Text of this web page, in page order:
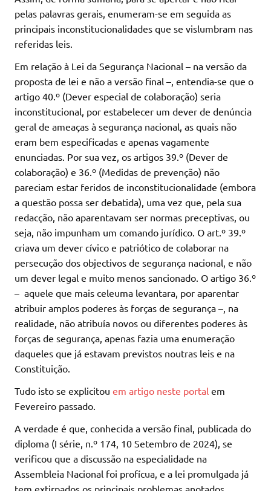
pelas palavras gerais, enumeram-se em seguida as
principais inconstitucionalidades que se vislumbram nas
referidas leis.
Em relação à Lei da Segurança Nacional – na versão da
proposta de lei e não a versão final –, entendia-se que o
artigo 40.º (Dever especial de colaboração) seria
inconstitucional, por estabelecer um dever de denúncia
geral de ameaças à segurança nacional, as quais não
eram bem especificadas e apenas vagamente
enunciadas. Por sua vez, os artigos 39.º (Dever de
colaboração) e 36.º (Medidas de prevenção) não
pareciam estar feridos de inconstitucionalidade (embora
a questão possa ser debatida), uma vez que, pela sua
redacção, não aparentavam ser normas preceptivas, ou
seja, não impunham um comando jurídico. O art.º 39.º
criava um dever cívico e patriótico de colaborar na
persecução dos objectivos de segurança nacional, e não
um dever legal e muito menos sancionado. O artigo 36.º
– aquele que mais celeuma levantara, por aparentar
atribuir amplos poderes às forças de segurança –, na
realidade, não atribuía novos ou diferentes poderes às
forças de segurança, apenas fazia uma enumeração
daqueles que já estavam previstos noutras leis e na
Constituição.
Tudo isto se explicitou em artigo neste portal em
Fevereiro passado.
A verdade é que, conhecida a versão final, publicada do
diploma (I série, n.º 174, 10 Setembro de 2024), se
verificou que a discussão na especialidade na
Assembleia Nacional foi profícua, e a lei promulgada já
tem extirpados os principais problemas anotados.